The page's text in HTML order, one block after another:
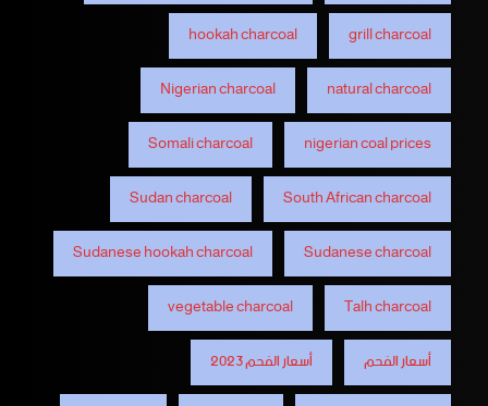
grill charcoal
hookah charcoal
natural charcoal
Nigerian charcoal
nigerian coal prices
Somali charcoal
South African charcoal
Sudan charcoal
Sudanese charcoal
Sudanese hookah charcoal
Talh charcoal
vegetable charcoal
أسعار الفحم
أسعار الفحم 2023